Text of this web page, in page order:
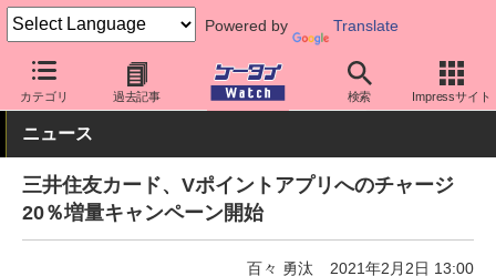
Powered by Translate
カテゴリ 過去記事 検索 Impressサイト
ケータイ Watch アプリ・サービス 決済/金融
ニュース
三井住友カード、Vポイントアプリへのチャージ
20％増量キャンペーン開始
百々 勇汰 2021年2月2日 13:00